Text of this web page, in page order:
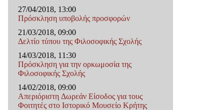
27/04/2018, 13:00
Πρόσκληση υποβολής προσφορών
21/03/2018, 09:00
Δελτίο τύπου της Φιλοσοφικής Σχολής
14/03/2018, 11:30
Πρόσκληση για την ορκωμοσία της
Φιλoσοφικής Σχολής
14/02/2018, 09:00
Απεριόριστη Δωρεάν Είσοδος για τους
Φοιτητές στο Ιστορικό Μουσείο Κρήτης